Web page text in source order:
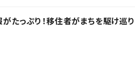
たっぷり！移住者がまちを駆け巡